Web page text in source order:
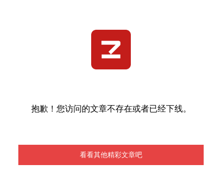
抱歉！您访问的文章不存在或者已经下线。
看看其他精彩文章吧